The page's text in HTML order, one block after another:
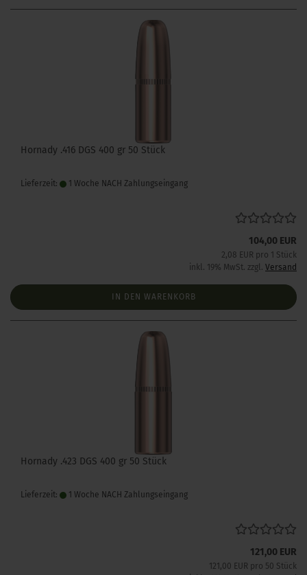
Hornady .416 DGS 400 gr 50 Stück
Lieferzeit: 1 Woche NACH Zahlungseingang
104,00 EUR
2,08 EUR pro 1 Stück
inkl. 19% MwSt. zzgl. Versand
IN DEN WARENKORB
Hornady .423 DGS 400 gr 50 Stück
Lieferzeit: 1 Woche NACH Zahlungseingang
121,00 EUR
121,00 EUR pro 50 Stück